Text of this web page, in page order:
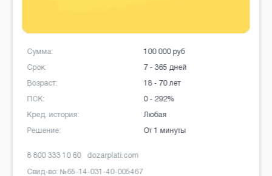
Сумма:
Срок:
Возраст:
ПСК:
Кред. история:
Решение:
100 000 руб
7 - 365 дней
18 - 70 лет
0 - 292%
Любая
От 1 минуты
8 800 333 10 60 dozarplati.com
Свид-во: №65-14-031-40-005467